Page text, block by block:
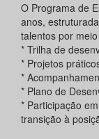
O Programa de
anos,
talentos por
* Trilha de
* Projetos
*
* Plano de
* Participação
transição à